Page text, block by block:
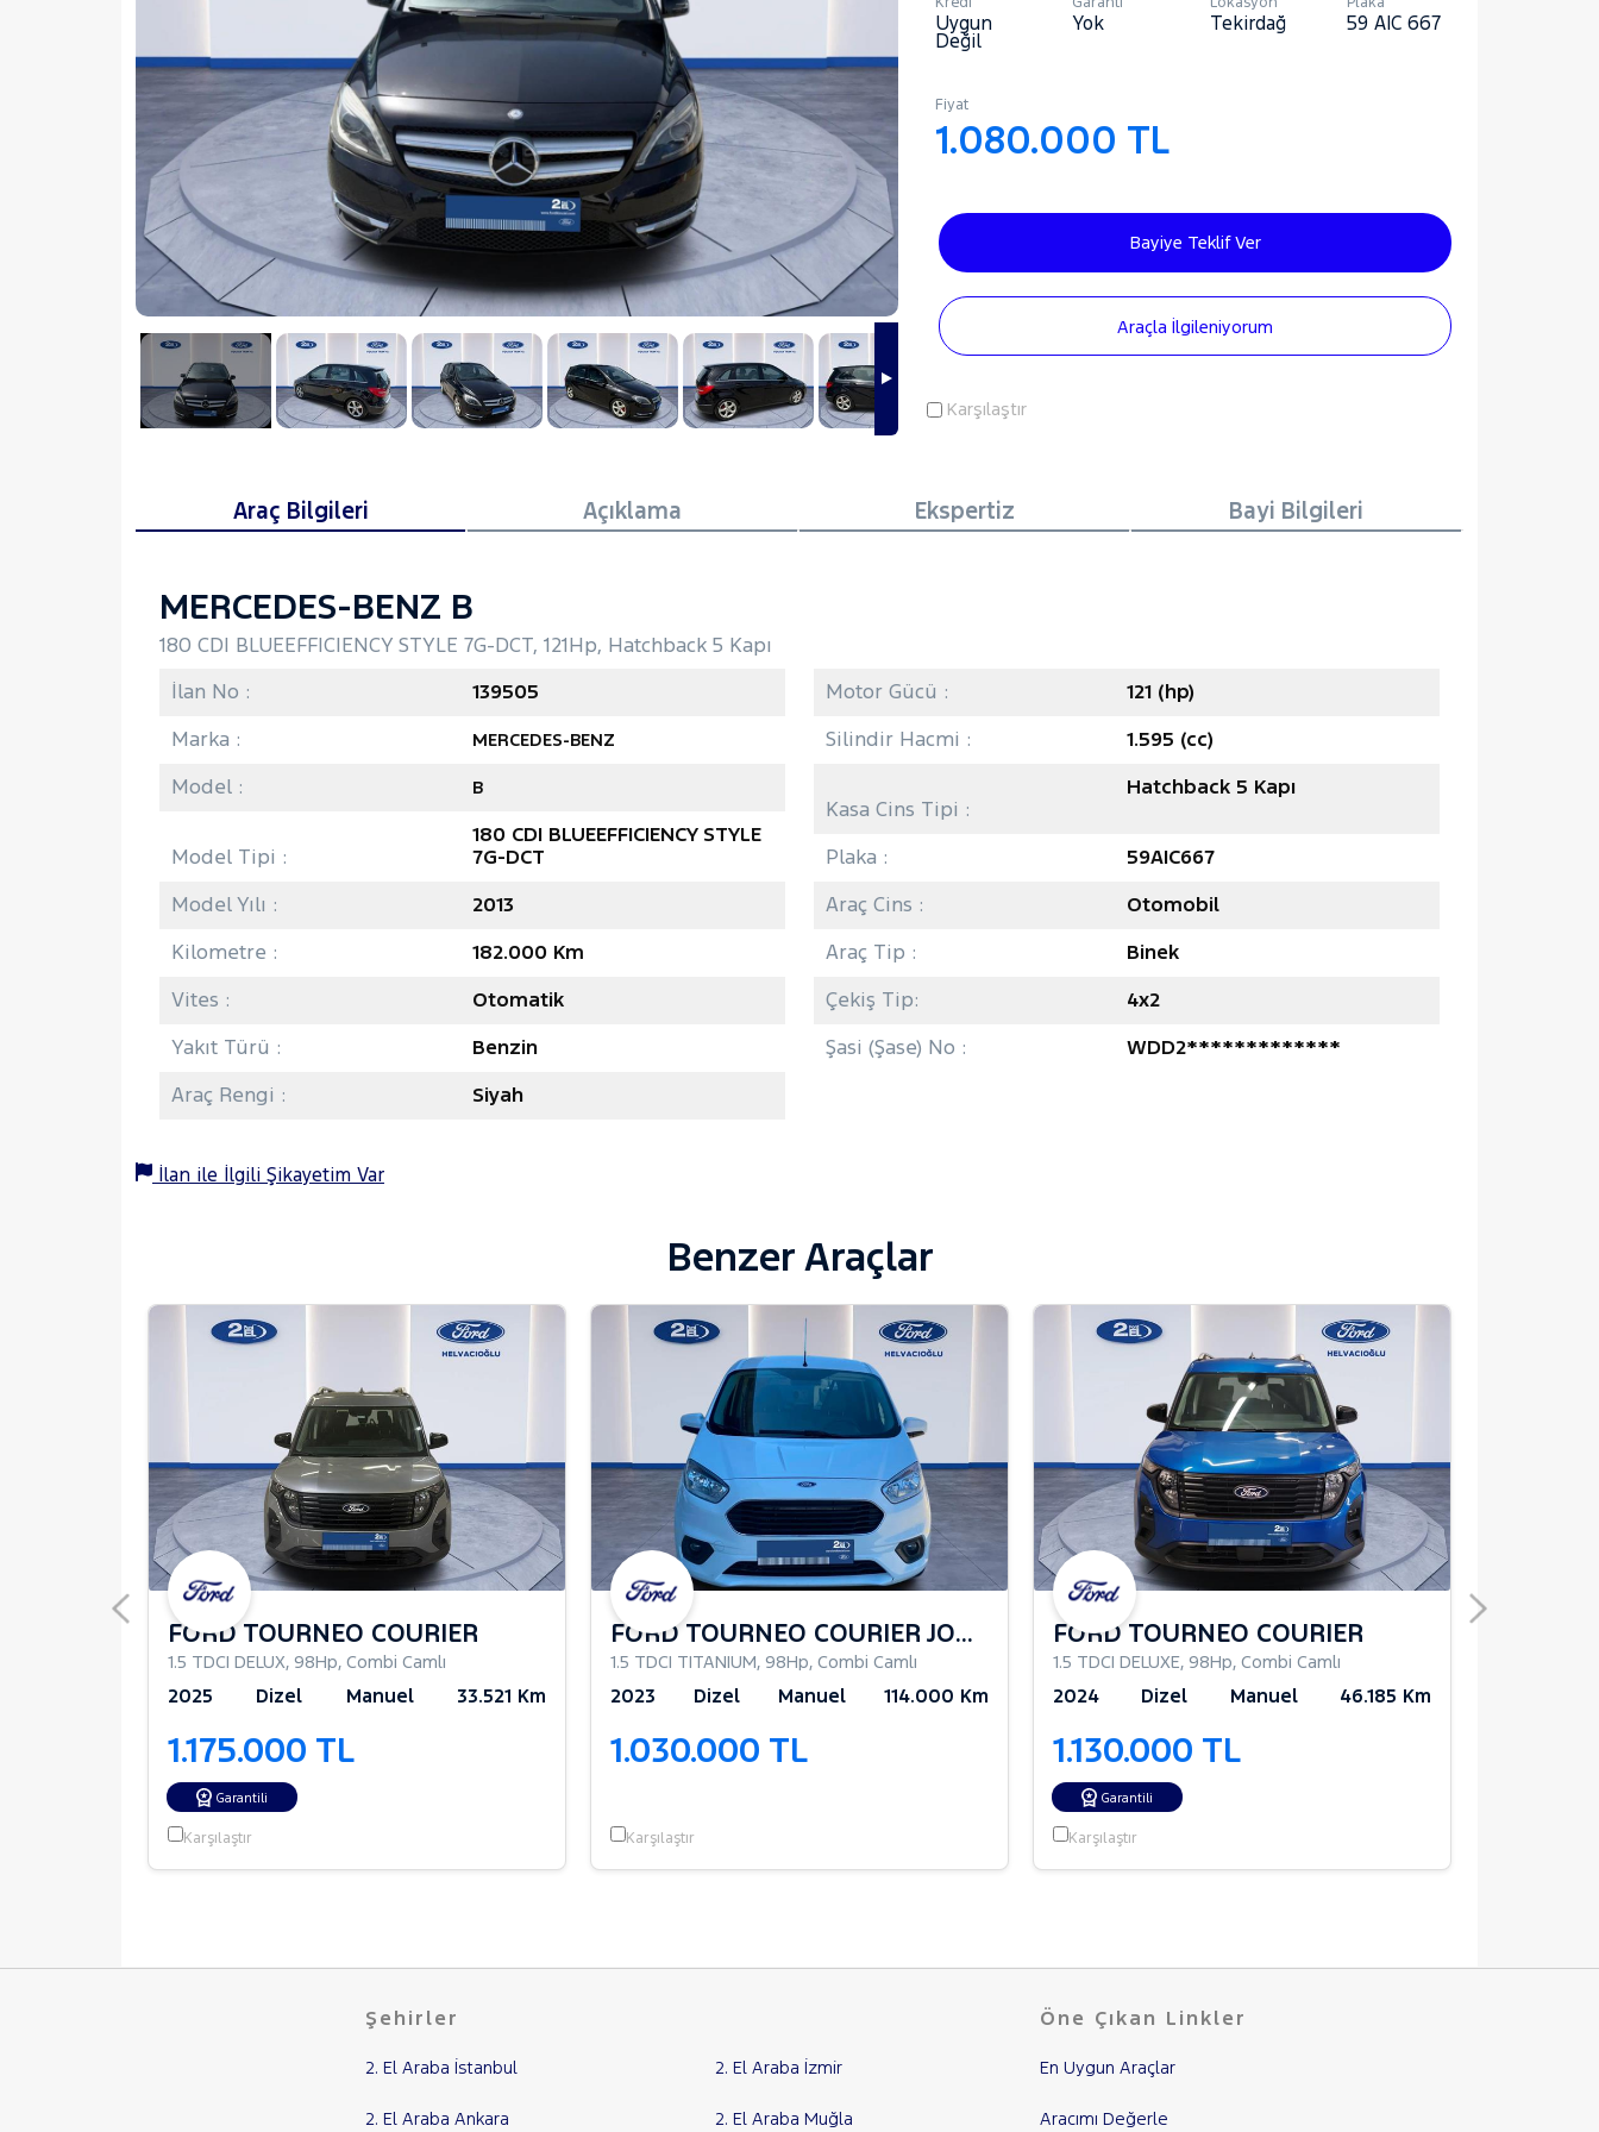
Uygun
Değil
Yok Tekirdağ 59 AIC 667
Fiyat
1.080.000 TL
Bayiye Teklif Ver
Araçla İlgileniyorum
Karşılaştır
Araç Bilgileri Açıklama Ekspertiz Bayi Bilgileri
MERCEDES-BENZ B
180 CDI BLUEEFFICIENCY STYLE 7G-DCT, 121Hp, Hatchback 5 Kapı
İlan No :
139505
Marka :
MERCEDES-BENZ
Model : B
Model Tipi :
180 CDI BLUEEFFICIENCY STYLE
7G-DCT
Model Yılı :
2013
Kilometre :
182.000 Km
Vites :
Otomatik
Yakıt Türü :
Benzin
Araç Rengi :
Siyah
Motor Gücü :
121 (hp)
Silindir Hacmi :
1.595 (cc)
Kasa Cins Tipi :
Hatchback 5 Kapı
Plaka :
59AIC667
Araç Cins :
Otomobil
Araç Tip :
Binek
Çekiş Tip:
4x2
Şasi (Şase) No :
WDD2*************
İlan ile İlgili Şikayetim Var
Benzer Araçlar
FORD TOURNEO COURIER
1.5 TDCI DELUX, 98Hp, Combi Camlı
2025 Dizel Manuel 33.521 Km
1.175.000 TL
Garantili
Karşılaştır
FORD TOURNEO COURIER JOURNEY
1.5 TDCI TITANIUM, 98Hp, Combi Camlı
2023 Dizel Manuel 114.000 Km
1.030.000 TL
Karşılaştır
FORD TOURNEO COURIER
1.5 TDCI DELUXE, 98Hp, Combi Camlı
2024 Dizel Manuel 46.185 Km
1.130.000 TL
Garantili
Karşılaştır
Şehirler
2. El Araba İstanbul 2. El Araba İzmir
2. El Araba Ankara 2. El Araba Muğla
Öne Çıkan Linkler
En Uygun Araçlar
Aracımı Değerle